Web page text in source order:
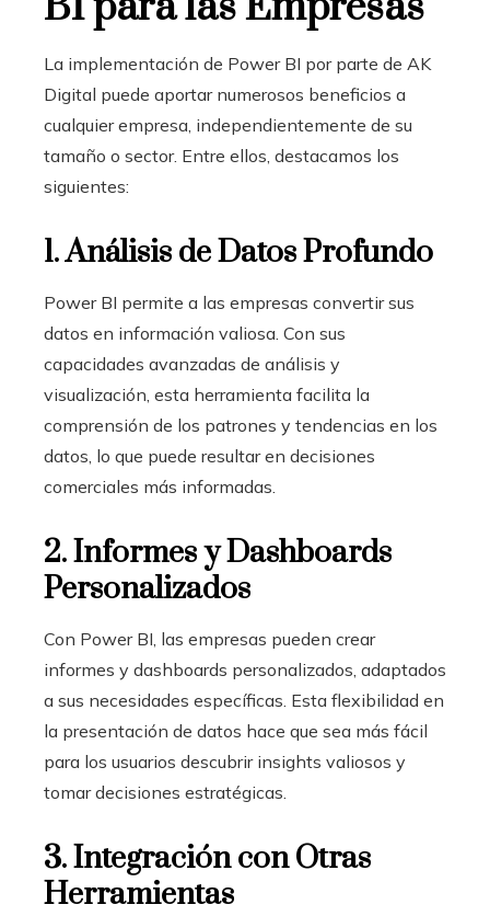
La implementación de Power BI por parte de AK
Digital puede aportar numerosos beneficios a
cualquier empresa, independientemente de su
tamaño o sector. Entre ellos, destacamos los
siguientes:
1. Análisis de Datos Profundo
Power BI permite a las empresas convertir sus
datos en información valiosa. Con sus
capacidades avanzadas de análisis y
visualización, esta herramienta facilita la
comprensión de los patrones y tendencias en los
datos, lo que puede resultar en decisiones
comerciales más informadas.
2. Informes y Dashboards
Personalizados
Con Power BI, las empresas pueden crear
informes y dashboards personalizados, adaptados
a sus necesidades específicas. Esta flexibilidad en
la presentación de datos hace que sea más fácil
para los usuarios descubrir insights valiosos y
tomar decisiones estratégicas.
3. Integración con Otras
Herramientas